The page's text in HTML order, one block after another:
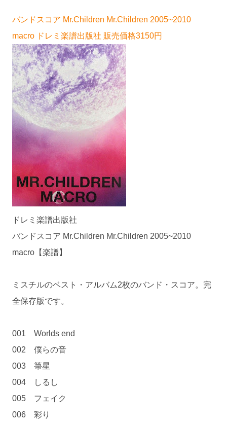
バンドスコア Mr.Children Mr.Children 2005~2010
macro ドレミ楽譜出版社 販売価格3150円
ドレミ楽譜出版社
バンドスコア Mr.Children Mr.Children 2005~2010
macro【楽譜】
ミスチルのベスト・アルバム2枚のバンド・スコア。完
全保存版です。
001 Worlds end
002 僕らの音
003 箒星
004 しるし
005 フェイク
006 彩り